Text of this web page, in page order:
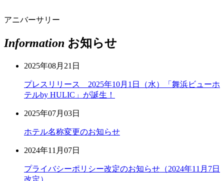
アニバーサリー
Information お知らせ
2025年08月21日
プレスリリース 2025年10月1日（水）「舞浜ビューホ
テルby HULIC」が誕生！
2025年07月03日
ホテル名称変更のお知らせ
2024年11月07日
プライバシーポリシー改定のお知らせ（2024年11月7日